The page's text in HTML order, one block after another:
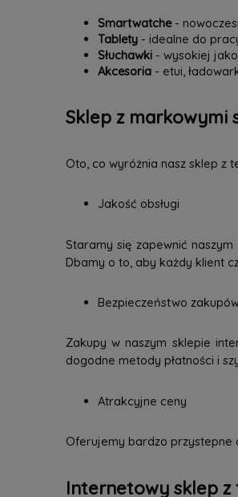
Smartwatche-
Tablety - idealne do
Słuchawki - wysokiej
Akcesoria - etui,
Sklep z markowymi
Oto, co wyróżnia nasz sklep z
Jakość obsługi
Staramy się zapewnić
Dbamy o to, aby każdy klient
Bezpieczeństwo
Zakupy w naszym sklepie
dogodne metody płatności i
Atrakcyjne ceny
Oferujemy bardzo przystepne
Internetowy sklep